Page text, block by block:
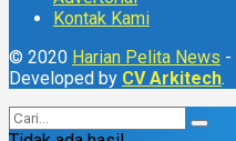
Kontak Kami
© 2020 Harian Pelita News -
Developed by CV Arkitech.